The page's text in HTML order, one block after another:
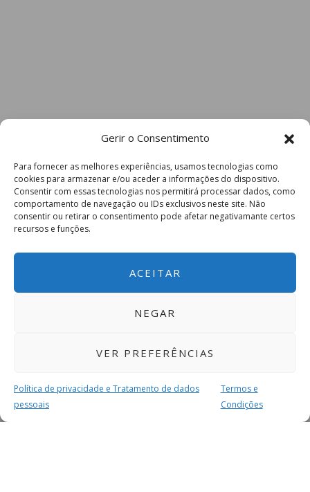
Gerir o Consentimento
Para fornecer as melhores experiências, usamos tecnologias como
cookies para armazenar e/ou aceder a informações do dispositivo.
Consentir com essas tecnologias nos permitirá processar dados, como
comportamento de navegação ou IDs exclusivos neste site. Não
consentir ou retirar o consentimento pode afetar negativamante certos
recursos e funções.
ACEITAR
NEGAR
VER PREFERÊNCIAS
Política de privacidade e Tratamento de dados
pessoais
Termos e
Condições